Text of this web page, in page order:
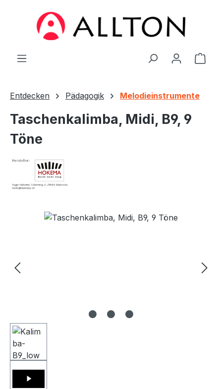
Zum Hauptinhalt springen
Entdecken Pädagogik Melodieinstrumente
Taschenkalimba, Midi, B9, 9
Töne
Bildergalerie überspringen